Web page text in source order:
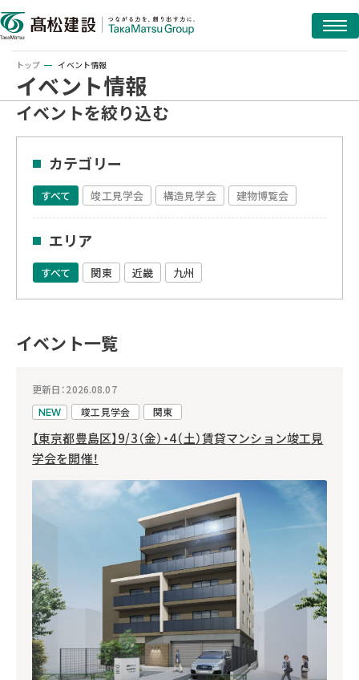
トップ イベント情報
イベント情報
イベントを絞り込む
カテゴリー
すべて 竣工見学会 構造見学会 建物博覧会
エリア
すべて 関東 近畿 九州
イベント一覧
更新日：2026.08.07
NEW 竣工見学会 関東
【東京都豊島区】9/3（金）・4（土）賃貸マンション竣工見
学会を開催！